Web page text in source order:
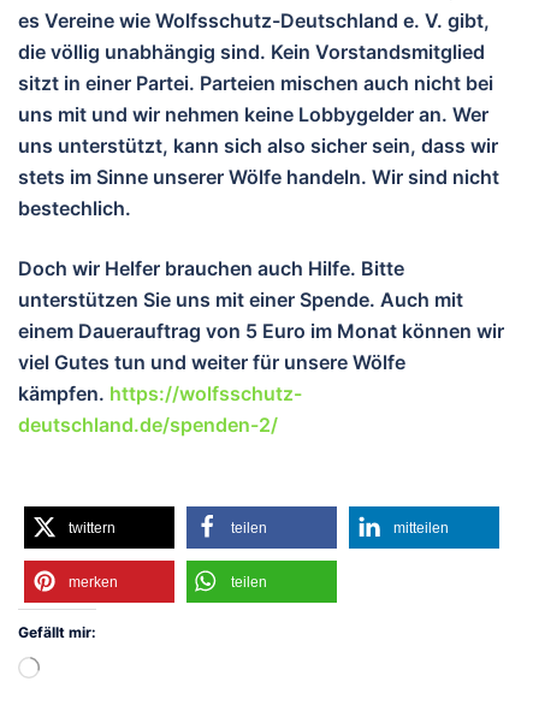
es Vereine wie Wolfsschutz-Deutschland e. V. gibt,
die völlig unabhängig sind. Kein Vorstandsmitglied
sitzt in einer Partei. Parteien mischen auch nicht bei
uns mit und wir nehmen keine Lobbygelder an. Wer
uns unterstützt, kann sich also sicher sein, dass wir
stets im Sinne unserer Wölfe handeln. Wir sind nicht
bestechlich.
Doch wir Helfer brauchen auch Hilfe. Bitte
unterstützen Sie uns mit einer Spende. Auch mit
einem Dauerauftrag von 5 Euro im Monat können wir
viel Gutes tun und weiter für unsere Wölfe
kämpfen. https://wolfsschutz-
deutschland.de/spenden-2/
twittern teilen mitteilen
merken teilen
Gefällt mir:
Wird